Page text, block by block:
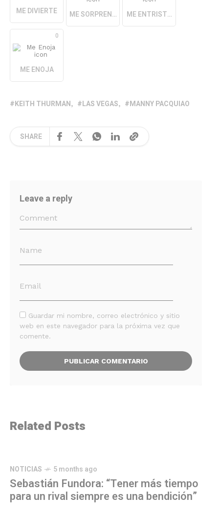
ME DIVIERTE ME SORPRENDE ME ENTRISTECE
0
ME ENOJA
KEITH THURMAN LAS VEGAS MANNY PACQUIAO
SHARE
Leave a reply
Guardar mi nombre, correo electrónico y sitio
web en este navegador para la próxima vez que
comente.
Related Posts
NOTICIAS 5 months ago
Sebastián Fundora: “Tener más tiempo
para un rival siempre es una bendición”